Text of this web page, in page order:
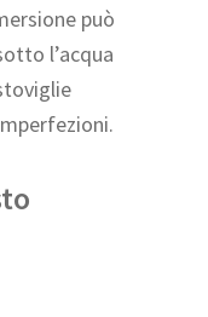
può
l’acqua